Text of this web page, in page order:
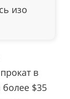
изо
в
более $35